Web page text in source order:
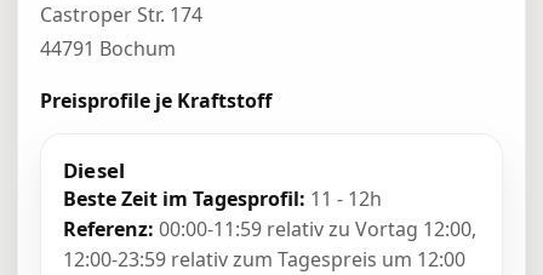
Castroper Str. 174
44791 Bochum
Preisprofile je Kraftstoff
Diesel
Beste Zeit im Tagesprofil: 11 - 12h
Referenz: 00:00-11:59 relativ zu Vortag 12:00,
12:00-23:59 relativ zum Tagespreis um 12:00